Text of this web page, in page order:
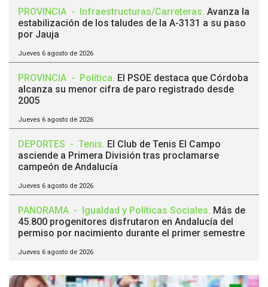
PROVINCIA - Infraestructuras/Carreteras. Avanza la
estabilización de los taludes de la A-3131 a su paso
por Jauja
Jueves 6 agosto de 2026
PROVINCIA - Política. El PSOE destaca que Córdoba
alcanza su menor cifra de paro registrado desde
2005
Jueves 6 agosto de 2026
DEPORTES - Tenis. El Club de Tenis El Campo
asciende a Primera División tras proclamarse
campeón de Andalucía
Jueves 6 agosto de 2026
PANORAMA - Igualdad y Políticas Sociales. Más de
45.800 progenitores disfrutaron en Andalucía del
permiso por nacimiento durante el primer semestre
Jueves 6 agosto de 2026